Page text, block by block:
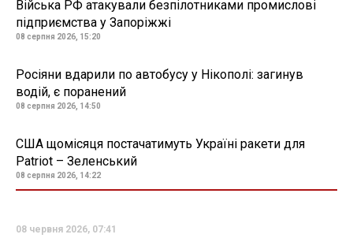
Війська РФ атакували безпілотниками промислові
підприємства у Запоріжжі
08 серпня 2026, 15:20
Росіяни вдарили по автобусу у Нікополі: загинув
водій, є поранений
08 серпня 2026, 14:50
США щомісяця постачатимуть Україні ракети для
Patriot – Зеленський
08 серпня 2026, 14:22
08 червня 2026, 07:41